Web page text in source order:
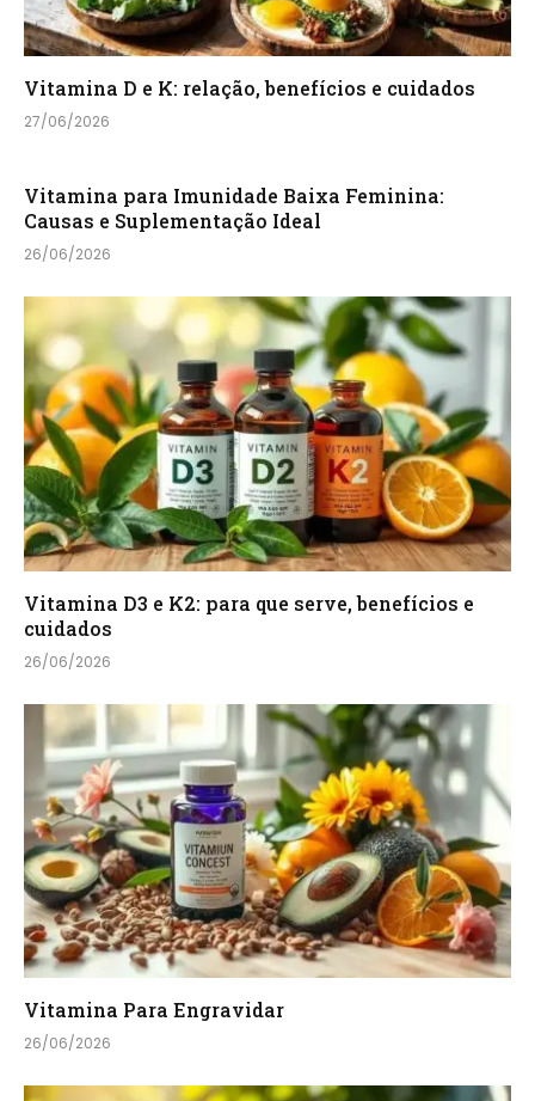
Vitamina D e K: relação, benefícios e cuidados
27/06/2026
Vitamina para Imunidade Baixa Feminina:
Causas e Suplementação Ideal
26/06/2026
Vitamina D3 e K2: para que serve, benefícios e
cuidados
26/06/2026
Vitamina Para Engravidar
26/06/2026